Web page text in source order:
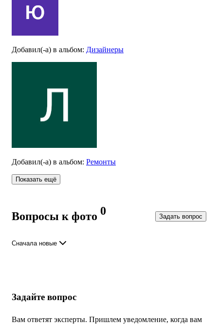
Добавил(-а) в альбом: Дизайнеры
Добавил(-а) в альбом: Ремонты
Показать ещё
Вопросы к фото 0 Задать вопрос
Сначала новые
Задайте вопрос
Вам ответят эксперты. Пришлем уведомление, когда вам